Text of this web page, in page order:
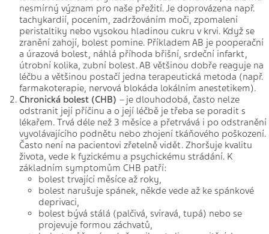
nesmírný význam pro naše přežití. Je doprovázena např.
tachykardií, pocením, zadržováním moči, zpomalení
peristaltiky nebo vysokou hladinou cukru v krvi. Když se
zranění zahojí, bolest pomine. Příkladem AB je pooperační
a úrazová bolest, náhlá příhoda břišní, srdeční infarkt,
útrobní kolika, zubní bolest. AB většinou dobře reaguje na
léčbu a většinou postačí jedna terapeutická metoda (např.
farmakoterapie, nervová blokáda lokálním anestetikem).
Chronická bolest (CHB) – je dlouhodobá, často nelze
odstranit její příčinu a o její léčbě je třeba se poradit s
lékařem. Trvá déle než 3 měsíce a přetrvává i po odstranění
vyvolávajícího podnětu nebo zhojení tkáňového poškození.
Často není na pacientovi zřetelně vidět. Zhoršuje kvalitu
života, vede k fyzickému a psychickému strádání. K
základním symptomům CHB patří:
bolest trvající měsíce až roky,
bolest narušuje spánek, někde vede až ke spánkové
deprivaci,
bolest bývá stálá (palčivá, svíravá, tupá) nebo se
projevuje formou záchvatů,